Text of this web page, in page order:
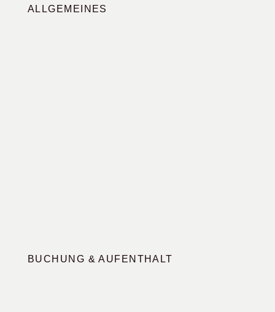
ALLGEMEINES
BUCHUNG & AUFENTHALT